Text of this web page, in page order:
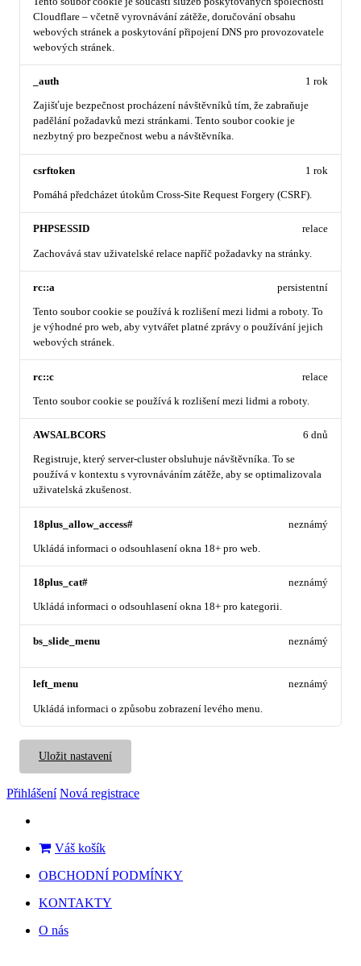
Cloudflare – včetně vyrovnávání zátěže, doručování obsahu
webových stránek a poskytování připojení DNS pro provozovatele
webových stránek.
_auth
Zajišťuje bezpečnost procházení návštěvníků tím, že zabraňuje
padělání požadavků mezi stránkami. Tento soubor cookie je
nezbytný pro bezpečnost webu a návštěvníka.
1 rok
csrftoken
Pomáhá předcházet útokům Cross-Site Request Forgery (CSRF).
1 rok
PHPSESSID
Zachovává stav uživatelské relace napříč požadavky na stránky.
relace
rc::a
Tento soubor cookie se používá k rozlišení mezi lidmi a roboty. To
je výhodné pro web, aby vytvářet platné zprávy o používání jejich
webových stránek.
persistentní
rc::c
Tento soubor cookie se používá k rozlišení mezi lidmi a roboty.
relace
AWSALBCORS
Registruje, který server-cluster obsluhuje návštěvníka. To se
používá v kontextu s vyrovnáváním zátěže, aby se optimalizovala
uživatelská zkušenost.
6 dnů
18plus_allow_access#
Ukládá informaci o odsouhlasení okna 18+ pro web.
neznámý
18plus_cat#
Ukládá informaci o odsouhlasení okna 18+ pro kategorii.
neznámý
bs_slide_menu neznámý
left_menu
Ukládá informaci o způsobu zobrazení levého menu.
neznámý
Uložit nastavení
Přihlášení Nová registrace
Váš košík
OBCHODNÍ PODMÍNKY
KONTAKTY
O nás